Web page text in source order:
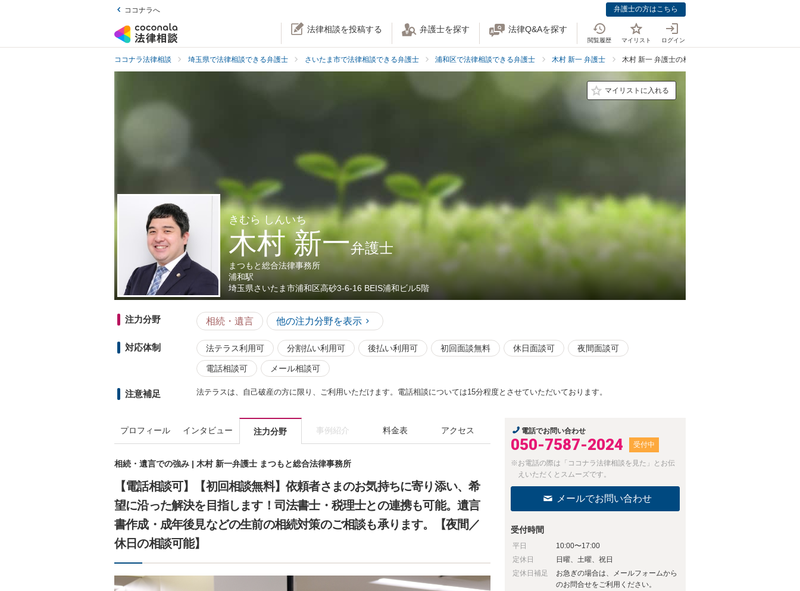
ココナラへ 弁護士の方はこちら
法律相談を投稿する 弁護士を探す 法律Q&Aを探す
閲覧履歴 マイリスト ログイン
ココナラ法律相談 埼玉県で法律相談できる弁護士 さいたま市で法律相談できる弁護士 浦和区で法律相談できる弁護士 木村 新一 弁護士 木村 新一 弁護士の相続・遺言での強み
マイリストに入れる
きむら しんいち
木村 新一弁護士
まつもと総合法律事務所
浦和駅
埼玉県さいたま市浦和区高砂3-6-16 BEIS浦和ビル5階
注力分野 相続・遺言 他の注力分野を表示
対応体制 法テラス利用可 分割払い利用可 後払い利用可 初回面談無料 休日面談可 夜間面談可
電話相談可 メール相談可
注意補足 法テラスは、自己破産の方に限り、ご利用いただけます。電話相談については15分程度とさせていただいております。
プロフィール インタビュー 注力分野 事例紹介 料金表 アクセス
相続・遺言での強み | 木村 新一弁護士 まつもと総合法律事務所
【電話相談可】【初回相談無料】依頼者さまのお気持ちに寄り添い、希
望に沿った解決を目指します！司法書士・税理士との連携も可能。遺言
書作成・成年後見などの生前の相続対策のご相談も承ります。【夜間／
休日の相談可能】
電話でお問い合わせ
050-7587-2024 受付中
※お電話の際は「ココナラ法律相談を見た」とお伝
えいただくとスムーズです。
メールでお問い合わせ
受付時間
平日
10:00〜17:00
定休日
日曜、土曜、祝日
定休日補足
お急ぎの場合は、メールフォームから
のお問合せをご利用ください。